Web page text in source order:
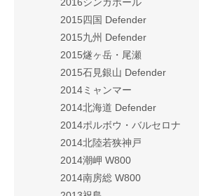
2015四国 Defender
2015九州 Defender
2015燧ヶ岳・尾瀬
2015石見銀山 Defender
2014ミャンマー
2014北海道 Defender
2014ポルボウ・バルセロナ
2014北陸若狭神戸
2014潮岬 W800
2014南房総 W800